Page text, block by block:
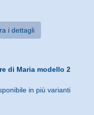
i dettagli
di Maria modello 2
in più varianti